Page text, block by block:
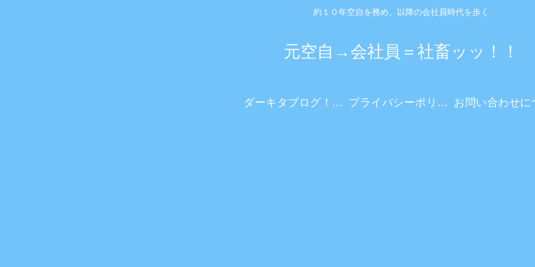
約１０年空自を務め、以降の会社員時代を歩く
元空自→会社員＝社畜ッッ！！
ダーキタブログ！とは？ プライバシーポリシー